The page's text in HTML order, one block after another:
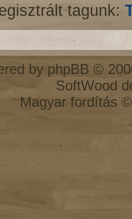
tagunk:
by phpBB ©
SoftWood
Magyar fordítás